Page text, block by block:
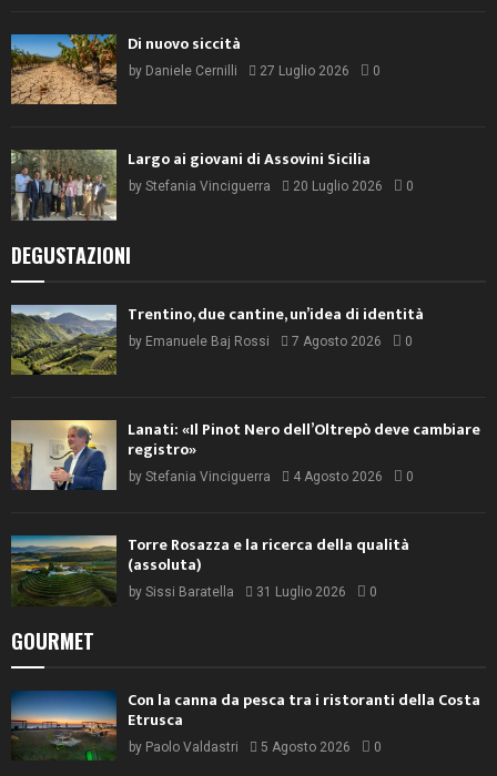
Di nuovo siccità
by Daniele Cernilli 27 Luglio 2026 0
Largo ai giovani di Assovini Sicilia
by Stefania Vinciguerra 20 Luglio 2026 0
DEGUSTAZIONI
Trentino, due cantine, un’idea di identità
by Emanuele Baj Rossi 7 Agosto 2026 0
Lanati: «Il Pinot Nero dell’Oltrepò deve cambiare
registro»
by Stefania Vinciguerra 4 Agosto 2026 0
Torre Rosazza e la ricerca della qualità
(assoluta)
by Sissi Baratella 31 Luglio 2026 0
GOURMET
Con la canna da pesca tra i ristoranti della Costa
Etrusca
by Paolo Valdastri 5 Agosto 2026 0